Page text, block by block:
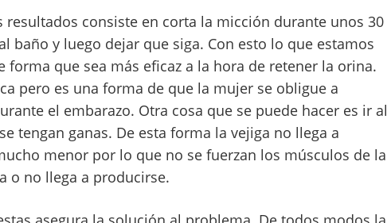
resultados consiste en corta la micción durante unos 30
baño y luego dejar que siga. Con esto lo que estamos
forma que sea más eficaz a la hora de retener la orina.
pero es una forma de que la mujer se obligue a
el embarazo. Otra cosa que se puede hacer es ir al
tengan ganas. De esta forma la vejiga no llega a
menor por lo que no se fuerzan los músculos de la
o no llega a producirse.